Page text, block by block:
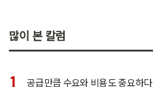
많이 본 칼럼
공급만큼 수요와 비용도 중요하다